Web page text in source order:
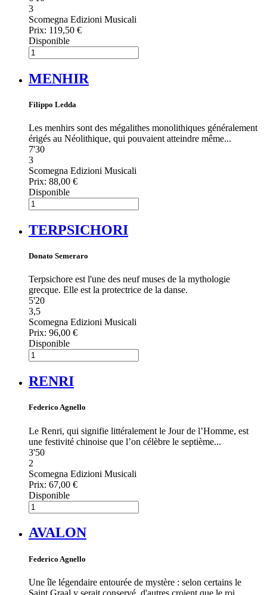
3
Scomegna Edizioni Musicali
Prix: 119,50 €
Disponible
MENHIR
Filippo Ledda
Les menhirs sont des mégalithes monolithiques généralement
érigés au Néolithique, qui pouvaient atteindre même...
7'30
3
Scomegna Edizioni Musicali
Prix: 88,00 €
Disponible
TERPSICHORI
Donato Semeraro
Terpsichore est l'une des neuf muses de la mythologie
grecque. Elle est la protectrice de la danse.
5'20
3,5
Scomegna Edizioni Musicali
Prix: 96,00 €
Disponible
RENRI
Federico Agnello
Le Renri, qui signifie littéralement le Jour de l’Homme, est
une festivité chinoise que l’on célèbre le septième...
3'50
2
Scomegna Edizioni Musicali
Prix: 67,00 €
Disponible
AVALON
Federico Agnello
Une île légendaire entourée de mystère : selon certains le
Saint Graal y serait conservé, d'autres croient que le roi...